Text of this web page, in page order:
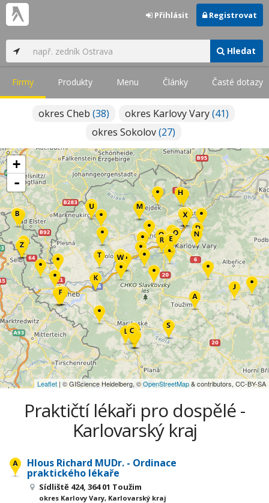
Hledat
Přihlásit Registrovat
Firmy Produkty Menu Články Časté dotazy
okres Cheb (38) okres Karlovy Vary(41)
okres Sokolov(27)
+
-
Leaflet | © GIScience Heidelberg, ©OpenStreetMap& contributors, CC-BY-SA
Praktičtí lékaři pro dospělé -
Karlovarský kraj
Hlous Richard MUDr. - Ordinace
praktického lékaře
Sídliště 424, 364 01 Toužim
okres Karlovy Vary, Karlovarský kraj